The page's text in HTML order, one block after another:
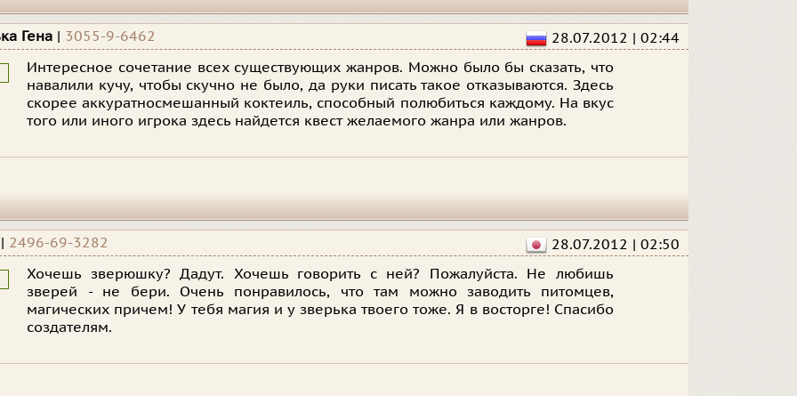
Гена | 3055-9-6462 28.07.2012 | 02:44
Интересное сочетание всех существующих жанров. Можно было бы сказать, что
навалили кучу, чтобы скучно не было, да руки писать такое отказываются. Здесь
скорее аккуратносмешанный коктеиль, способный полюбиться каждому. На вкус
того или иного игрока здесь найдется квест желаемого жанра или жанров.
| 2496-69-3282 28.07.2012 | 02:50
Хочешь зверюшку? Дадут. Хочешь говорить с ней? Пожалуйста. Не любишь
зверей - не бери. Очень понравилось, что там можно заводить питомцев,
магических причем! У тебя магия и у зверька твоего тоже. Я в восторге! Спасибо
создателям.